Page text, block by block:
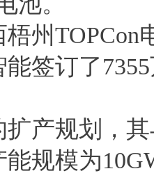
州
签订了
产规划，
能规模为